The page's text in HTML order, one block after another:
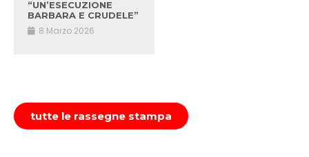
“UN’ESECUZIONE
BARBARA E CRUDELE”
8 Marzo 2026
tutte le rassegne stampa